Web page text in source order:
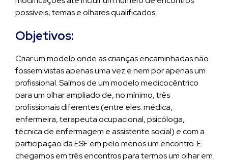
possíveis, temas e olhares qualificados.
Objetivos:
Criar um modelo onde as crianças encaminhadas não
fossem vistas apenas uma vez e nem por apenas um
profissional. Saímos de um modelo medicocêntrico
para um olhar ampliado de, no mínimo, três
profissionais diferentes (entre eles: médica,
enfermeira, terapeuta ocupacional, psicóloga,
técnica de enfermagem e assistente social) e com a
participação da ESF em pelo menos um encontro. E
chegamos em três encontros para termos um olhar em